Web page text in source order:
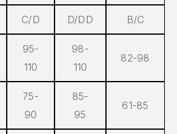
C/D D/DD B/C
95-
110
98-
110
82-98
75-
90
85-
95
61-85